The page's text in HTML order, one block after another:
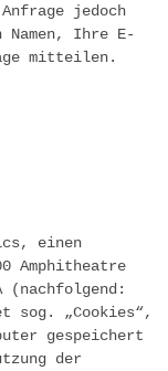
jedoch
Ihre E-
mitteilen.
einen
Amphitheatre
(nachfolgend:
sog. „Cookies“,
gespeichert
der